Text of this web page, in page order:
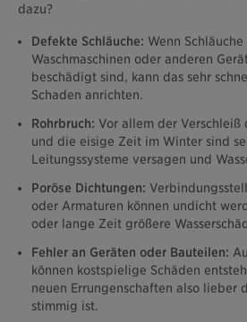
dazu?
Defekte Schläuche: Wenn
Waschmaschinen oder anderen
beschädigt sind, kann das sehr
Schaden anrichten.
Rohrbruch: Vor allem der Verschleiß
und die eisige Zeit im Winter sind
Leitungssysteme versagen und
Poröse Dichtungen:
oder Armaturen können undicht
oder lange Zeit größere
Fehler an Geräten oder Bauteilen:
können kostspielige Schäden
neuen Errungenschaften also lieber
stimmig ist.